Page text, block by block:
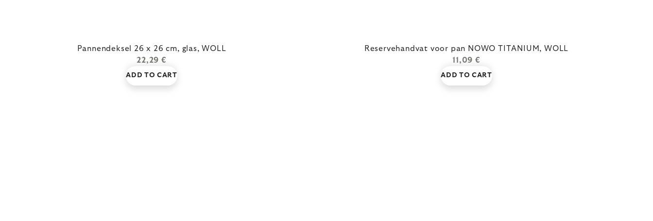
Pannendeksel 26 x 26 cm, glas, WOLL
22,29 €
ADD TO CART
Reservehandvat voor pan NOWO TITANIUM, WOLL
11,09 €
ADD TO CART